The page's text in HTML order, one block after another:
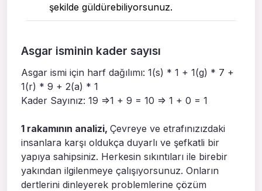
şekilde güldürebiliyorsunuz.
Asgar isminin kader sayısı
Asgar ismi için harf dağılımı: 1(s) * 1 + 1(g) * 7 +
1(r) * 9 + 2(a) * 1
Kader Sayınız: 19 =>1 + 9 = 10 => 1 + 0 = 1
1 rakamının analizi, Çevreye ve etrafınızızdaki
insanlara karşı oldukça duyarlı ve şefkatli bir
yapıya sahipsiniz. Herkesin sıkıntıları ile birebir
yakından ilgilenmeye çalışıyorsunuz. Onların
dertlerini dinleyerek problemlerine çözüm